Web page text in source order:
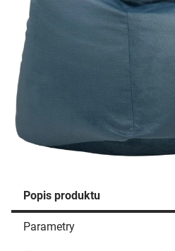
Popis produktu
Parametry